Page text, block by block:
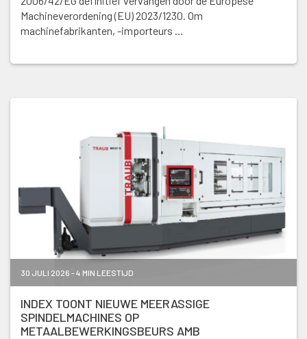
Machineverordening (EU) 2023/1230. Om
machinefabrikanten, -importeurs …
30 JULI 2026 - 4 MIN LEESTIJD
INDEX TOONT NIEUWE MEERASSIGE
SPINDELMACHINES OP
METAALBEWERKINGSBEURS AMB